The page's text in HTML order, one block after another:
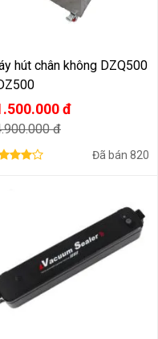
hút chân không DZQ500
đ
đ
Đã bán 820